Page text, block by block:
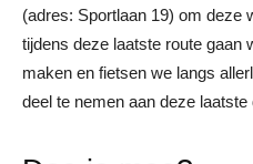
(adres: Sportlaan 19) om deze
tijdens deze laatste route gaan
maken en fietsen we langs
deel te nemen aan deze